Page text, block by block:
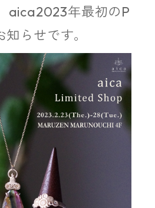
aica2023年最初のP
らせです。